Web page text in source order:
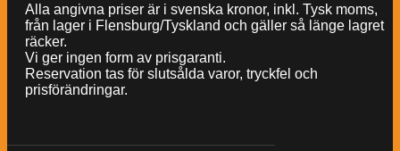
Alla angivna priser är i svenska kronor, inkl. Tysk moms,
från lager i Flensburg/Tyskland och gäller så länge lagret
räcker.
Vi ger ingen form av prisgaranti.
Reservation tas för slutsålda varor, tryckfel och
prisförändringar.